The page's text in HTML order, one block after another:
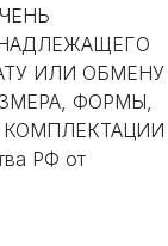
ИЛИ ОБМЕНУ
ФОРМЫ,
КОМПЛЕКТАЦИИ
РФ от